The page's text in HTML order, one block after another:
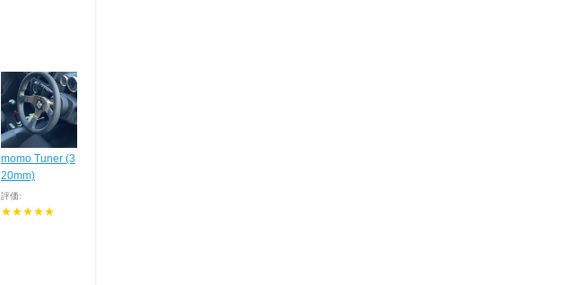
momo Tuner (3
20mm)
評価:
★★★★★